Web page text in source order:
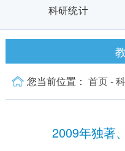
科研统计
您当前位置： 首页-
2009年独著